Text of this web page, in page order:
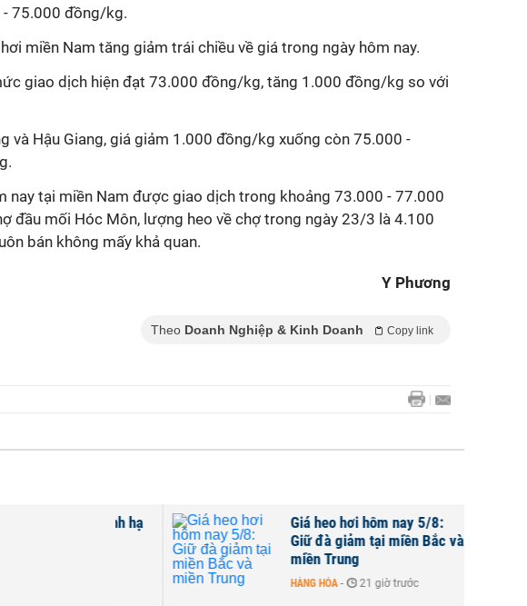
75.000 đồng/kg.
miền Nam tăng giảm trái chiều về giá trong ngày hôm nay.
giao dịch hiện đạt 73.000 đồng/kg, tăng 1.000 đồng/kg so với
và Hậu Giang, giá giảm 1.000 đồng/kg xuống còn 75.000 -
nay tại miền Nam được giao dịch trong khoảng 73.000 - 77.000
đầu mối Hóc Môn, lượng heo về chợ trong ngày 23/3 là 4.100
bán không mấy khả quan.
Y Phương
Theo Doanh Nghiệp & Kinh Doanh Copy link
rau xanh hạ
Giá heo hơi hôm nay 5/8:
Giữ đà giảm tại miền Bắc và
miền Trung
HÀNG HÓA 21 giờ trước